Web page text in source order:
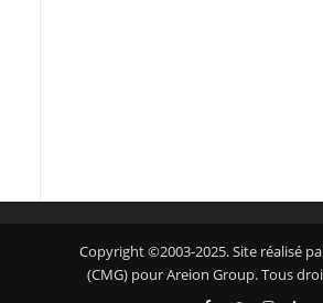
Copyright ©2003-2025. Site réalisé
(CMG) pour Areion Group. Tous